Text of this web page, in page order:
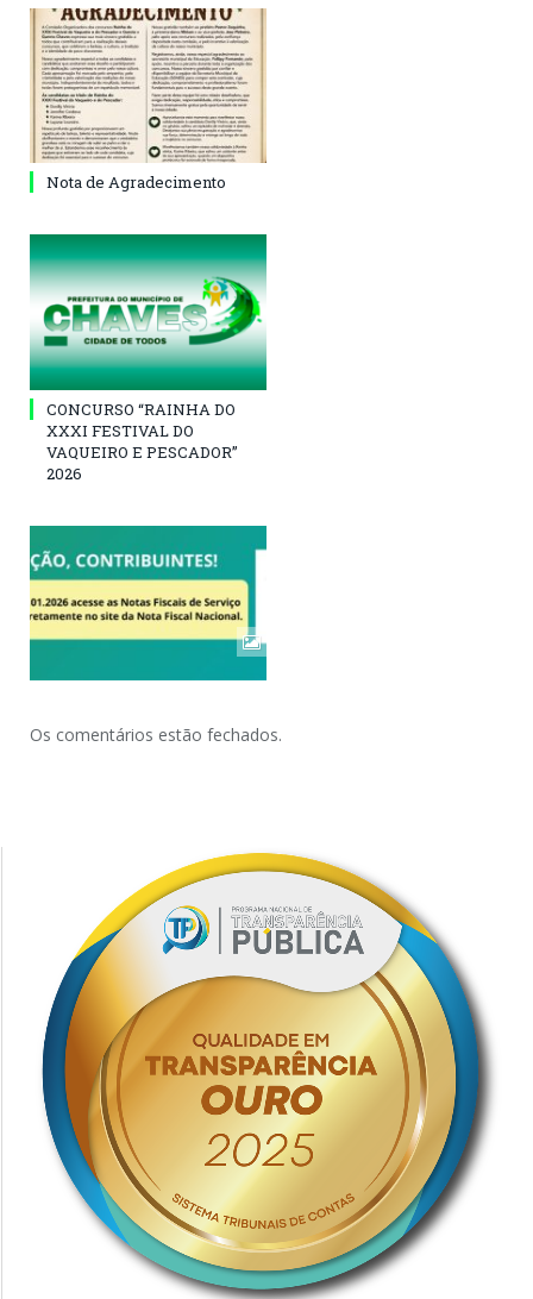
Nota de Agradecimento
CONCURSO “RAINHA DO
XXXI FESTIVAL DO
VAQUEIRO E PESCADOR”
2026
Os comentários estão fechados.